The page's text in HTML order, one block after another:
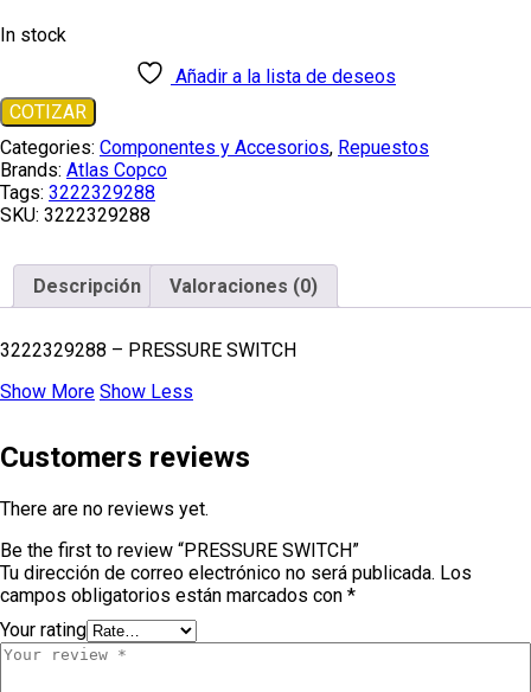
In stock
Añadir a la lista de deseos
COTIZAR
Categories: Componentes y Accesorios, Repuestos
Brands: Atlas Copco
Tags: 3222329288
SKU: 3222329288
Descripción Valoraciones (0)
3222329288 – PRESSURE SWITCH
Show More Show Less
Customers reviews
There are no reviews yet.
Be the first to review “PRESSURE SWITCH”
Tu dirección de correo electrónico no será publicada. Los
campos obligatorios están marcados con *
Your rating